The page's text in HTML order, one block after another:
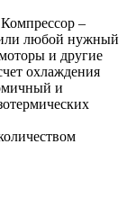
Компрессор –
или любой нужный
и другие
охлаждения
и